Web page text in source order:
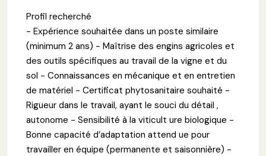
Profil recherché
- Expérience souhaitée dans un poste similaire
(minimum 2 ans) - Maîtrise des engins agricoles et
des outils spécifiques au travail de la vigne et du
sol - Connaissances en mécanique et en entretien
de matériel - Certificat phytosanitaire souhaité -
Rigueur dans le travail, ayant le souci du détail ,
autonome - Sensibilité à la viticult ure biologique -
Bonne capacité d’adaptation attend ue pour
travailler en équipe (permanente et saisonnière) -